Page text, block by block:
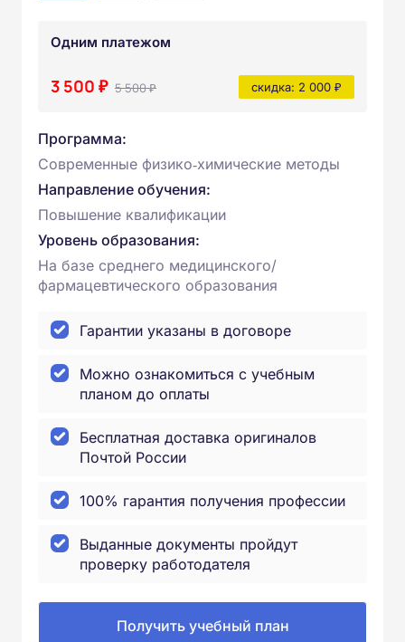
Одним платежом
3 500 ₽ 5 500 ₽ скидка: 2 000 ₽
Программа:
Современные физико‑химические методы
Направление обучения:
Повышение квалификации
Уровень образования:
На базе среднего медицинского/
фармацевтического образования
Гарантии указаны в договоре
Можно ознакомиться с учебным
планом до оплаты
Бесплатная доставка оригиналов
Почтой России
100% гарантия получения профессии
Выданные документы пройдут
проверку работодателя
Получить учебный план